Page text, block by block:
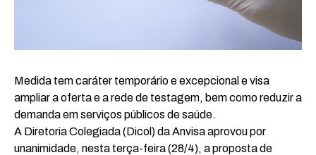
Medida tem caráter temporário e excepcional e visa
ampliar a oferta e a rede de testagem, bem como reduzir a
demanda em serviços públicos de saúde.
A Diretoria Colegiada (Dicol) da Anvisa aprovou por
unanimidade, nesta terça-feira (28/4), a proposta de